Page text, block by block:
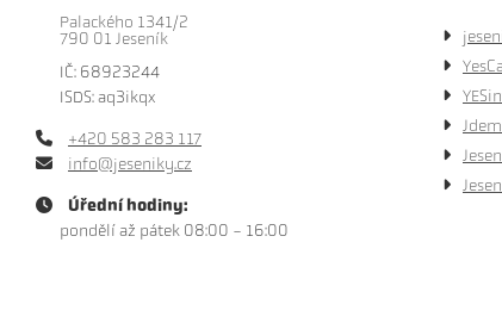
Palackého 1341/2
790 01 Jeseník
IČ: 68923244
ISDS: aq3ikqx
+420 583 283 117
info@jeseniky.cz
Úřední hodiny:
pondělí až pátek 08:00 - 16:00